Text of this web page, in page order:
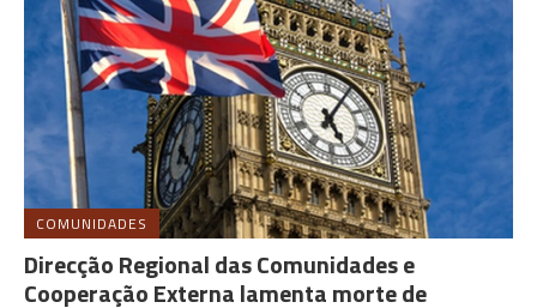
COMUNIDADES
Direcção Regional das Comunidades e
Cooperação Externa lamenta morte de